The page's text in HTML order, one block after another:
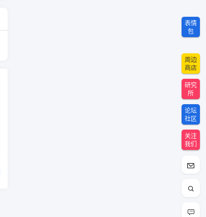
表情
包
周边
商店
研究
所
论坛
社区
关注
我们